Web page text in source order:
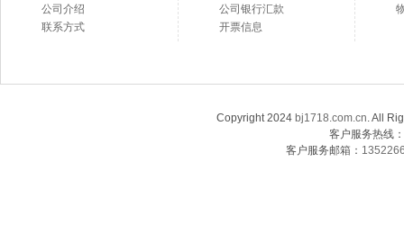
公司介绍
联系方式
公司银行汇款
开票信息
Copyright 2024 bj1718.com.cn. All
客户服务热线
客户服务邮箱：